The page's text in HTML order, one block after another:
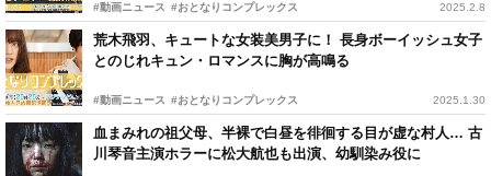
#動画ニュース #おとなりコンプレックス 2025.2.8
荒木飛羽、キュートな女装美男子に！ 長身ボーイッシュ女子
とのじれキュン・ロマンスに胸が高鳴る
#動画ニュース #おとなりコンプレックス 2025.1.30
血まみれの祖父母、半裸で白昼を徘徊する目が虚な村人… 古
川琴音主演ホラーに松大航也も出演、幼馴染み役に